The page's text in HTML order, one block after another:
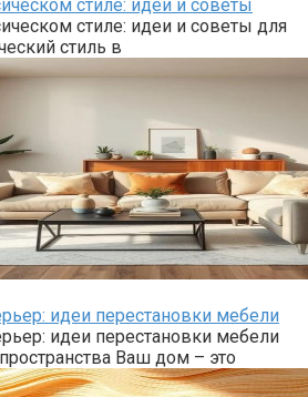
стиле: идеи и советы
стиле: идеи и советы для
стиль в
идеи перестановки мебели
идеи перестановки мебели
Ваш дом – это